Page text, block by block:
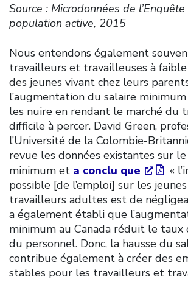
Source : Microdonnées de
population active, 2015
Nous entendons également
travailleurs et travailleuses à
des jeunes vivant chez leurs
l’augmentation du salaire
les nuire en rendant le marché du
difficile à percer. David Green,
l’Université de la Colombie-
revue les données existantes sur
minimum et a conclu que
«
possible [de l’emploi] sur les
travailleurs adultes est de
a également établi que
minimum au Canada réduit le
du personnel. Donc, la hausse du
contribue également à créer des
stables pour les travailleurs et